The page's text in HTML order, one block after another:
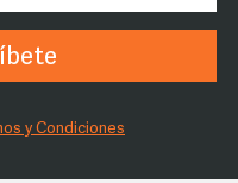
y Condiciones